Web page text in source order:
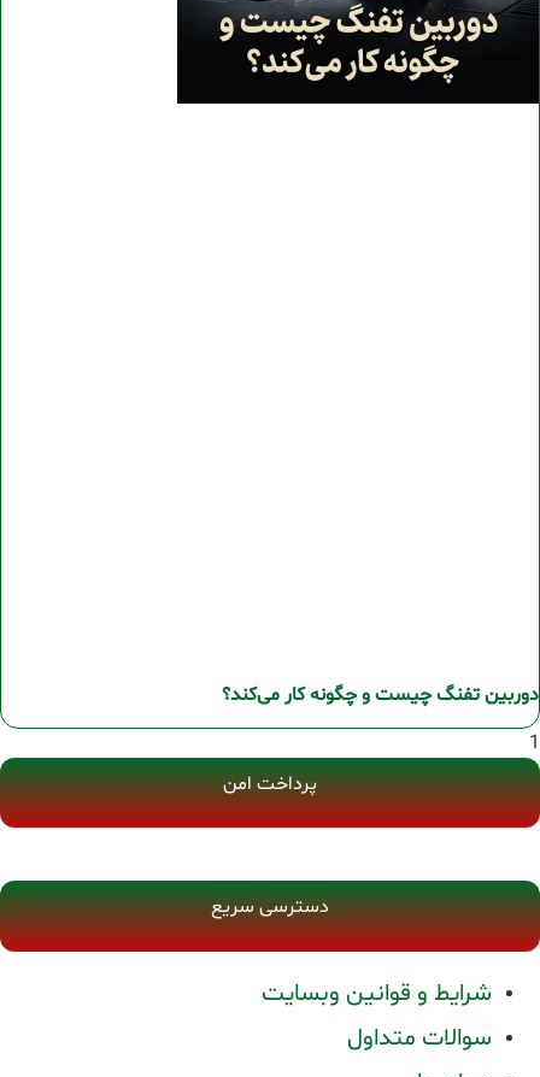
دوربین تفنگ چیست و چگونه کار می‌کند؟
پرداخت امن
دسترسی سریع
شرایط و قوانین وبسایت
سوالات متداول